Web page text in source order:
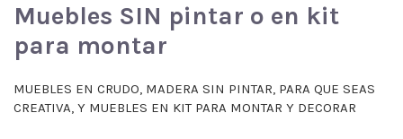
Muebles SIN pintar o en kit
para montar
MUEBLES EN CRUDO, MADERA SIN PINTAR, PARA QUE SEAS
CREATIVA, Y MUEBLES EN KIT PARA MONTAR Y DECORAR